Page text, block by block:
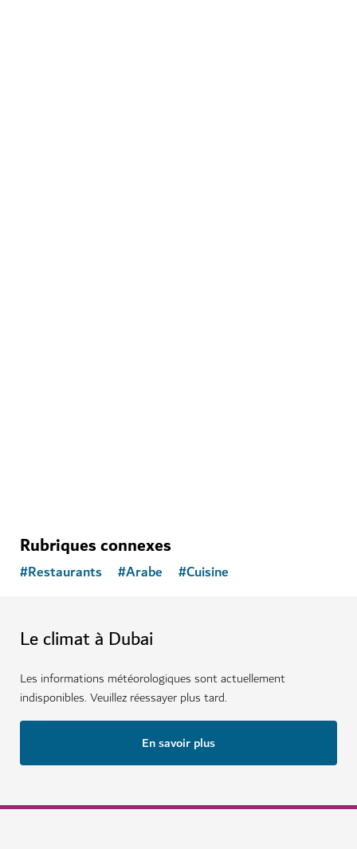
Rubriques connexes
#Restaurants #Arabe #Cuisine
Le climat à Dubai
Les informations météorologiques sont actuellement
indisponibles. Veuillez réessayer plus tard.
En savoir plus